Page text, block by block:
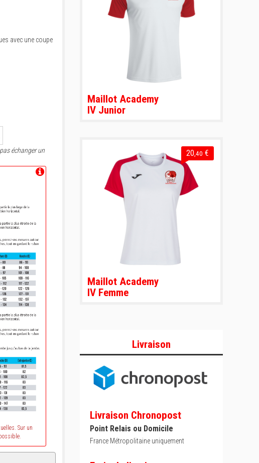
avec une coupe
échanger un
Sur un
Maillot Academy
IV Junior
20 ,40 €
Maillot Academy
IV Femme
Livraison
Livraison Chronopost
Point Relais ou Domicile
France Métropolitaine uniquement